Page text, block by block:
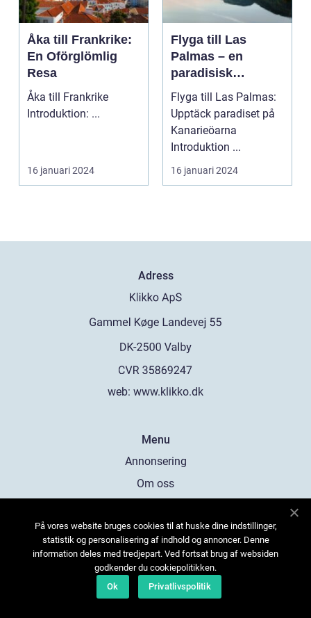
Åka till Frankrike:
En Oförglömlig
Resa
Åka till Frankrike
Introduktion: ...
16 januari 2024
Flyga till Las
Palmas – en
paradisisk
destination
Flyga till Las Palmas:
Upptäck paradiset på
Kanarieöarna
Introduktion ...
16 januari 2024
Adress
web: www.klikko.dk
Menu
Annonsering
Om oss
Kontakta oss
Sitemap
På vores website bruges cookies til at huske dine indstillinger,
statistik og personalisering af indhold og annoncer. Denne
information deles med tredjepart. Ved fortsat brug af websiden
godkender du cookiepolitikken.
Ok
Privatlivspolitik